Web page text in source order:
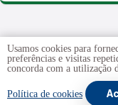
Copyright © 2026 -
Usamos cookies para
preferências e visitas
concorda com a utilização
Política de cookies